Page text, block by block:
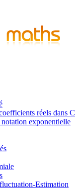
réels dans C
exponentielle
Estimation